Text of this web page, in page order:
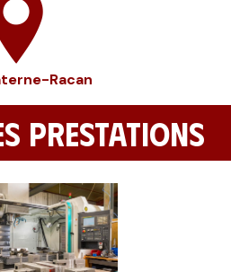
Racan
PRESTATIONS